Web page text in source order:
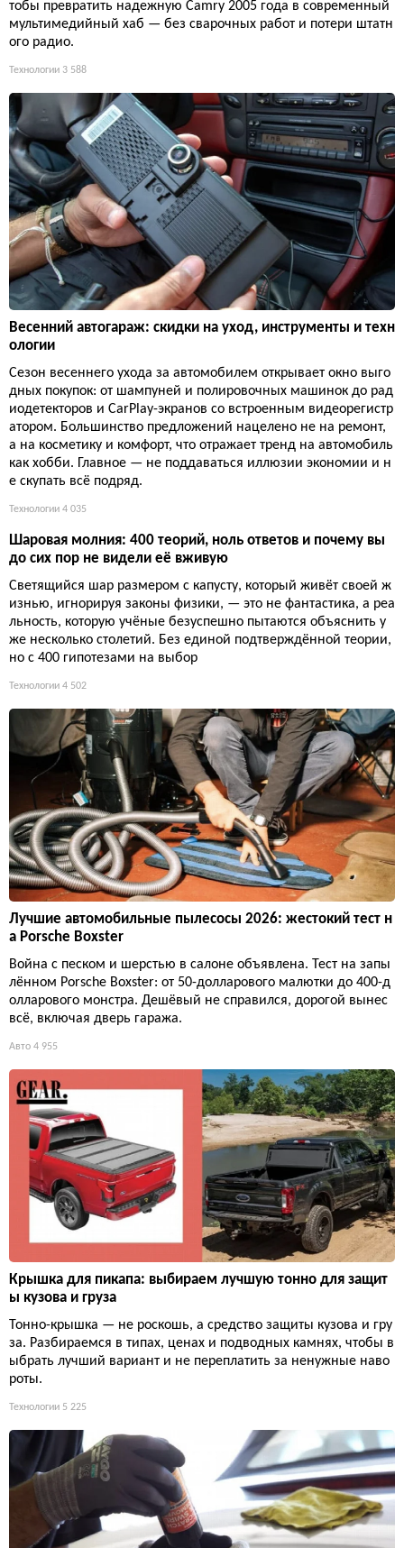
тобы превратить надежную Camry 2005 года в современный
мультимедийный хаб — без сварочных работ и потери штатн
ого радио.
Технологии 3 588
Весенний автогараж: скидки на уход, инструменты и техн
ологии
Сезон весеннего ухода за автомобилем открывает окно выго
дных покупок: от шампуней и полировочных машинок до рад
иодетекторов и CarPlay-экранов со встроенным видеорегистр
атором. Большинство предложений нацелено не на ремонт,
а на косметику и комфорт, что отражает тренд на автомобиль
как хобби. Главное — не поддаваться иллюзии экономии и н
е скупать всё подряд.
Технологии 4 035
Шаровая молния: 400 теорий, ноль ответов и почему вы
до сих пор не видели её вживую
Светящийся шар размером с капусту, который живёт своей ж
изнью, игнорируя законы физики, — это не фантастика, а реа
льность, которую учёные безуспешно пытаются объяснить у
же несколько столетий. Без единой подтверждённой теории,
но с 400 гипотезами на выбор
Технологии 4 502
Лучшие автомобильные пылесосы 2026: жестокий тест н
а Porsche Boxster
Война с песком и шерстью в салоне объявлена. Тест на запы
лённом Porsche Boxster: от 50-долларового малютки до 400-д
олларового монстра. Дешёвый не справился, дорогой вынес
всё, включая дверь гаража.
Авто 4 955
Крышка для пикапа: выбираем лучшую тонно для защит
ы кузова и груза
Тонно-крышка — не роскошь, а средство защиты кузова и гру
за. Разбираемся в типах, ценах и подводных камнях, чтобы в
ыбрать лучший вариант и не переплатить за ненужные наво
роты.
Технологии 5 225